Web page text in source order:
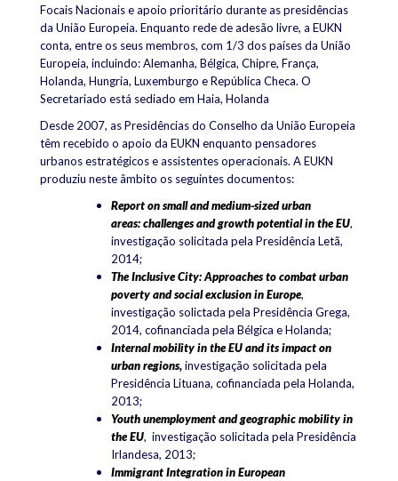
Focais Nacionais e apoio prioritário durante as presidências
da União Europeia. Enquanto rede de adesão livre, a EUKN
conta, entre os seus membros, com 1/3 dos países da União
Europeia, incluindo:Alemanha, Bélgica, Chipre, França,
Holanda, Hungria, Luxemburgo e República Checa. O
Secretariado está sediado em Haia, Holanda
Desde 2007, as Presidências do Conselho da União Europeia
têm recebido o apoio da EUKN enquanto pensadores
urbanos estratégicos e assistentes operacionais. A EUKN
produziu neste âmbito os seguintes documentos:
Report on small and medium-sized urban
areas: challenges and growth potential in the EU,
investigação solicitada pela Presidência Letã,
2014;
The Inclusive City: Approaches to combat urban
poverty and social exclusion in Europe,
investigação solictada pela Presidência Grega,
2014, cofinanciada pela Bélgica e Holanda;
Internal mobility in the EU and its impact on
urban regions,investigação solicitada pela
Presidência Lituana, cofinanciada pela Holanda,
2013;
Youth unemployment and geographic mobility in
the EU, investigação solicitada pela Presidência
Irlandesa, 2013;
Immigrant Integration in European